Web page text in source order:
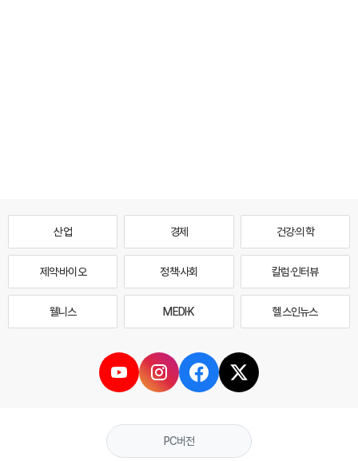
산업 경제 건강·의학
제약·바이오 정책·사회 칼럼·인터뷰
웰니스 MEDI·K 헬스인뉴스
PC버전